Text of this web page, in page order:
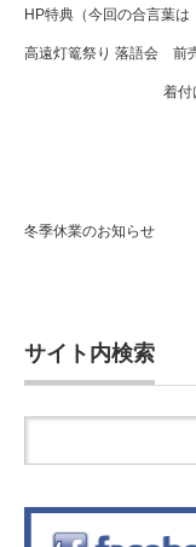
HP特典（今回の合言葉
高遠灯篭祭り 落語会 前
着付
冬季休業のお知らせ
サイト内検索